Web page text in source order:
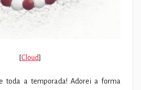
[Cloud]
toda a temporada! Adorei a forma